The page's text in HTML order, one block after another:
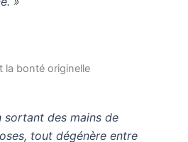
la bonté originelle
sortant des mains de
tout dégénère entre